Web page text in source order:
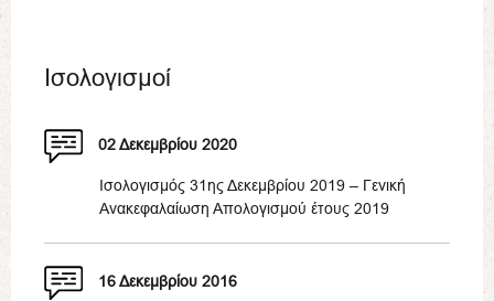
Ισολογισμοί
02 Δεκεμβρίου 2020
Ισολογισμός 31ης Δεκεμβρίου 2019 – Γενική
Ανακεφαλαίωση Απολογισμού έτους 2019
16 Δεκεμβρίου 2016